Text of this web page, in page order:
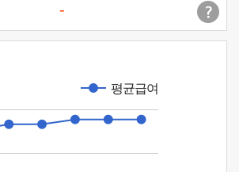
-
평균급여